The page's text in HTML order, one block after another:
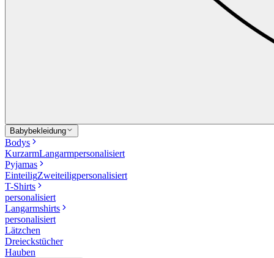
Babybekleidung
Bodys
KurzarmLangarmpersonalisiert
Pyjamas
EinteiligZweiteiligpersonalisiert
T-Shirts
personalisiert
Langarmshirts
personalisiert
Lätzchen
Dreieckstücher
Hauben